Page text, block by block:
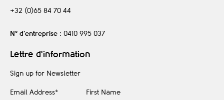
+32 (0)65 84 70 44
N° d’entreprise : 0410 995 037
Lettre d'information
Sign up for Newsletter
Email Address* First Name